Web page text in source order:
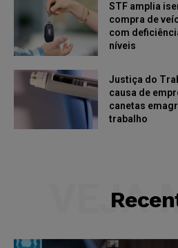
STF amplia
compra de
com
níveis
Justiça do
causa de
canetas
trabalho
VEJA